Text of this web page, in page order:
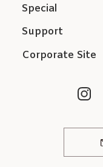
Support
Corporate Site
Special